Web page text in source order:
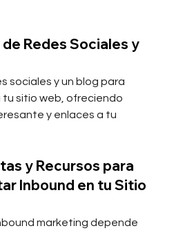
Redes Sociales y
sociales y un blog para
tu sitio web, ofreciendo
y enlaces a tu
y Recursos para
Inbound en tu Sitio
marketing depende